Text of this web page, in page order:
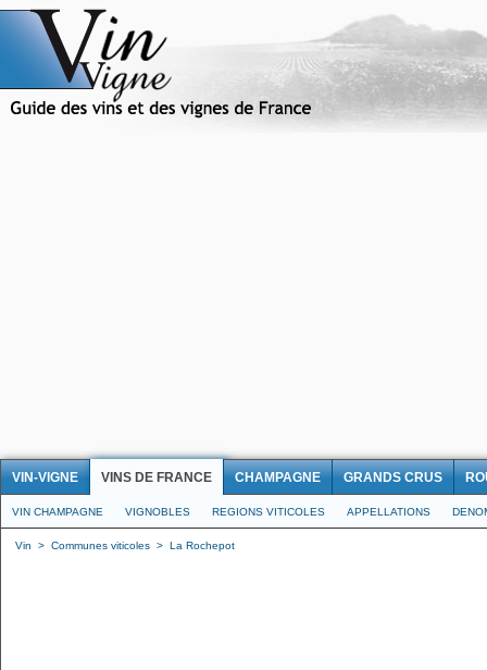
VIN-VIGNE VINS DE FRANCE CHAMPAGNE GRANDS CRUS
VIN CHAMPAGNE VIGNOBLES REGIONS VITICOLES APPELLATIONS
Vin > Communes viticoles > La Rochepot